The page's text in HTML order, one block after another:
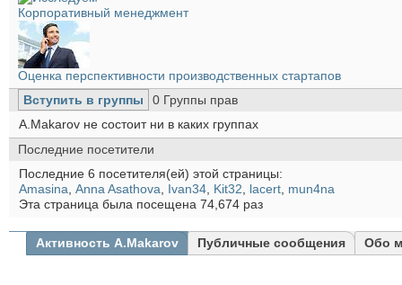
Корпоративный менеджмент
Оценка перспективности производственных стартапов
Вступить в группы
0 Группы прав
A.Makarov не состоит ни в каких группах
Последние посетители
Последние 6 посетителя(ей) этой страницы:
Amasina, Anna Asathova, Ivan34, Kit32, lacert, mun4na
Эта страница была посещена 74,674 раз
Активность A.Makarov Публичные сообщения Обо